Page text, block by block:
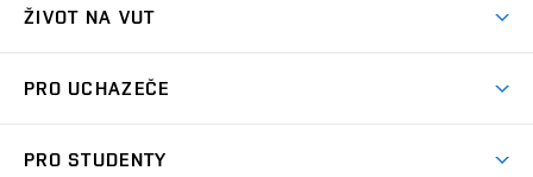
ŽIVOT NA VUT
Koleje
PRO UCHAZEČE
PRO STUDENTY